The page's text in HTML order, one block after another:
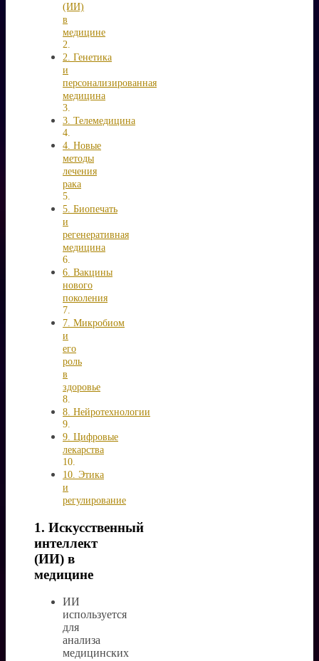
(ИИ)
в
медицине
2. Генетика
и
персонализированная
медицина
3. Телемедицина
4. Новые
методы
лечения
рака
5. Биопечать
и
регенеративная
медицина
6. Вакцины
нового
поколения
7. Микробиом
и
его
роль
в
здоровье
8. Нейротехнологии
9. Цифровые
лекарства
10. Этика
и
регулирование
1. Искусственный
интеллект
(ИИ) в
медицине
ИИ
используется
для
анализа
медицинских